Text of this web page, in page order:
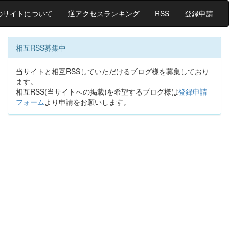
サイトについて 逆アクセスランキング RSS 登録申請
相互RSS募集中
当サイトと相互RSSしていただけるブログ様を募集しており
ます。
相互RSS(当サイトへの掲載)を希望するブログ様は登録申請
フォームより申請をお願いします。